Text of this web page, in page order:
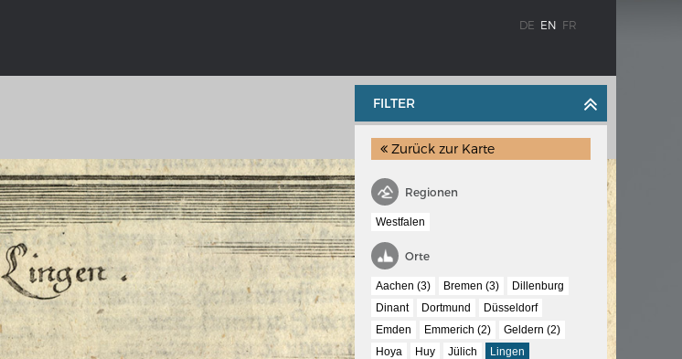
DE EN FR
THE RHINE FROM BASEL TO KOBLENZ
Entirely new depiction of the Rhine river
1794
Details of the historical map
WEIMAR: THE ESSENCE AND VALUE OF
DEMOCRACY
FILTER
Zurück zur Karte
Regionen
Westfalen
Orte
Aachen (3) Bremen (3)
Dillenburg
Dinant
Dortmund
Düsseldorf
Emden
Emmerich (2)
Geldern (2)
Hoya
Huy Jülich
Lingen